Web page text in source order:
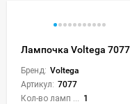
Лампочка Voltega 7077
Бренд: Voltega
Артикул: 7077
1